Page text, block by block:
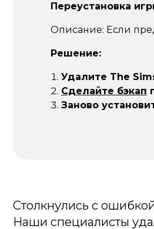
Переустановка
Описание: Если
Решение:
Удалите The
Сделайте бэкап
Заново
Столкнулись с
Наши специалисты